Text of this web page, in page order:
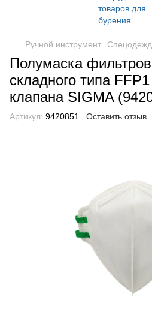
Ручной инструмент
Полумаска
складного типа
клапана SIGMA
Артикул: 9420851 Оставить отзыв